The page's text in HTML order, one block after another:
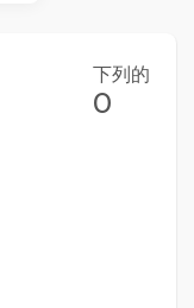
下列的
0